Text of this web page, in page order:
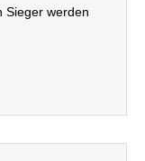
Sieger werden